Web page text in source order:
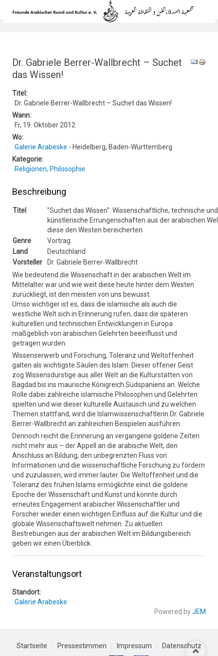
Dr. Gabriele Berrer-Wallbrecht – Suchet
das Wissen!
Titel:
Dr. Gabriele Berrer-Wallbrecht – Suchet das Wissen!
Wann:
Fr, 19. Oktober 2012
Wo:
Galerie Arabeske - Heidelberg, Baden-Württemberg
Kategorie:
Religionen, Philosophie
Beschreibung
Titel
"Suchet das Wissen": Wissenschaftliche, technische und
künstlerische Errungenschaften aus der arabischen
diese den Westen bereicherten
Genre
Vortrag
Land
Deutschland
Vorsteller
Dr. Gabriele Berrer-Wallbrecht
Wie bedeutend die Wissenschaft in der arabischen Welt im
Mittelalter war und wie weit diese heute hinter dem Westen
zurückliegt, ist den meisten von uns bewusst.
Umso wichtiger ist es, dass die islamische als auch die
westliche Welt sich in Erinnerung rufen, dass die späteren
kulturellen und technischen Entwicklungen in Europa
maßgeblich von arabischen Gelehrten beeinflusst und
getragen wurden.
Wissenserwerb und Forschung, Toleranz und Weltoffenheit
galten als wichtigste Säulen des Islam. Dieser offener Geist
zog Wissensdurstige aus aller Welt an die Kulturstätten von
Bagdad bis ins maurische Königreich Südspaniens an. Welche
Rolle dabei zahlreiche islamische Philosophen und Gelehrten
spielten und wie dieser kulturelle Austausch und zu welchen
Themen stattfand, wird die Islamwissenschaftlerin Dr. Gabriele
Berrer-Wallbrecht an zahlreichen Beispielen ausführen.
Dennoch reicht die Erinnerung an vergangene goldene Zeiten
nicht mehr aus – der Appell an die arabische Welt, den
Anschluss an Bildung, den unbegrenzten Fluss von
Informationen und die wissenschaftliche Forschung zu fördern
und zuzulassen, wird immer lauter. Die Weltoffenheit und die
Toleranz des frühen Islams ermöglichte einst die goldene
Epoche der Wissenschaft und Kunst und könnte durch
erneutes Engagement arabischer Wissenschaftler und
Forscher wieder einen wichtigen Einfluss auf die Kultur und die
globale Wissenschaftswelt nehmen. Zu aktuellen
Bestrebungen aus der arabischen Welt im Bildungsbereich
geben wir einen Überblick.
Veranstaltungsort
Standort:
Galerie Arabeske
Powered byJEM
Startseite Pressestimmen Impressum Datenschutz